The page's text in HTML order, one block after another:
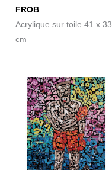
FROB
Acrylique sur toile 41 x 33
cm